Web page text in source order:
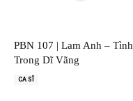
PBN 107 | Lam Anh – Tình
Trong Dĩ Vãng
CA SĨ